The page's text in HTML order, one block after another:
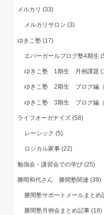
メルカリ(33)
メルカリサロン(3)
ゆきこ塾(17)
エバーガールブログ塾4期生
ゆきこ塾 1期生 月例課題
ゆきこ塾 2期生 ブログ編
ゆきこ塾 3期生 ブログ編
ライフオーガナイズ(58)
レーシック(5)
ロジカル家事(22)
勉強会・講習会での学び(25)
勝間和代さん 勝間塾関連(39)
勝間塾サポートメールまと
勝間塾月例会まとめ記事(18)